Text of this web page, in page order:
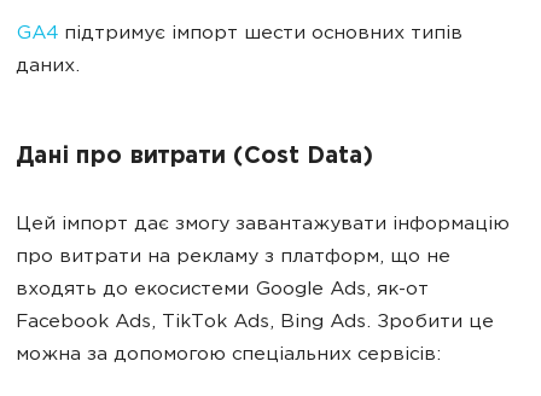
GA4 підтримує імпорт шести основних типів
даних.
Дані про витрати (Cost Data)
Цей імпорт дає змогу завантажувати інформацію
про витрати на рекламу з платформ, що не
входять до екосистеми Google Ads, як-от
Facebook Ads, TikTok Ads, Bing Ads. Зробити це
можна за допомогою спеціальних сервісів: